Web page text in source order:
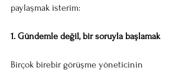
paylaşmak isterim:
1. Gündemle değil, bir soruyla başlamak
Birçok birebir görüşme yöneticinin